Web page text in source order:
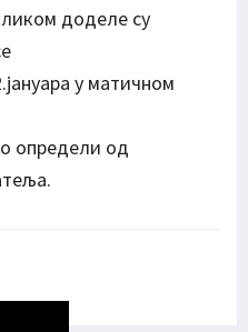
доделе су
у матичном
определи од